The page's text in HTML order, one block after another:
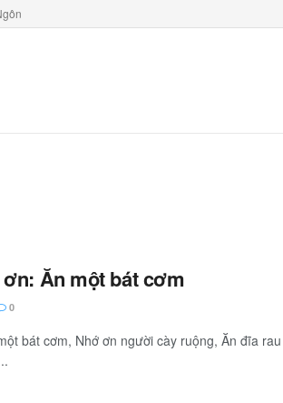
Ăn một bát cơm
0
bát cơm, Nhớ ơn người cày ruộng, Ăn đĩa rau